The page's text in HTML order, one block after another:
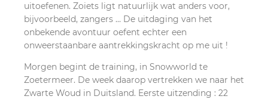
uitoefenen. Zoiets ligt natuurlijk wat anders voor,
bijvoorbeeld, zangers … De uitdaging van het
onbekende avontuur oefent echter een
onweerstaanbare aantrekkingskracht op me uit !
Morgen begint de training, in Snowworld te
Zoetermeer. De week daarop vertrekken we naar het
Zwarte Woud in Duitsland. Eerste uitzending : 22